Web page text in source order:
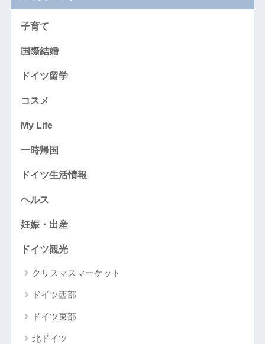
子育て
国際結婚
ドイツ留学
コスメ
My Life
一時帰国
ドイツ生活情報
ヘルス
妊娠・出産
ドイツ観光
クリスマスマーケット
ドイツ西部
ドイツ東部
北ドイツ